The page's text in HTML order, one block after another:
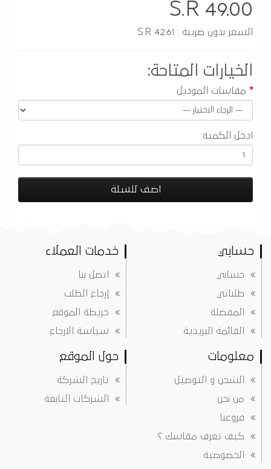
S.R 49.00
السعر بدون ضريبة : S.R 42.61
الخيارات المتاحة:
مقاسات الموديل
ادخل الكمية:
اضف للسلة
حسابي
حسابي
طلباتي
المفضلة
القائمة البريدية
خدمات العملاء
اتصل بنا
إرجاع الطلب
خريطة الموقع
سياسة الارجاع
معلومات
الشحن و التوصيل
من نحن
فروعنا
كيف تعرف مقاسك ؟
الخصوصية
حول الموقع
تاريخ الشركة
الشركات التابعة